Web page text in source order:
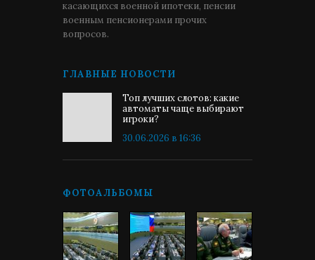
касающихся военной ипотеки, пенсии
военным пенсионерами прочих
вопросов.
ГЛАВНЫЕ НОВОСТИ
Топ лучших слотов: какие
автоматы чаще выбирают
игроки?
30.06.2026 в 16:36
ФОТОАЛЬБОМЫ